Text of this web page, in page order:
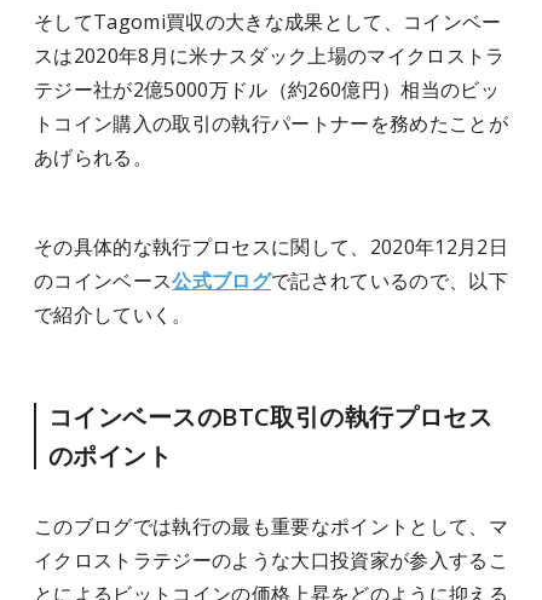
そしてTagomi買収の大きな成果として、コインベー
スは2020年8月に米ナスダック上場のマイクロストラ
テジー社が2億5000万ドル（約260億円）相当のビッ
トコイン購入の取引の執行パートナーを務めたことが
あげられる。
その具体的な執行プロセスに関して、2020年12月2日
のコインベース公式ブログで記されているので、以下
で紹介していく。
コインベースのBTC取引の執行プロセス
のポイント
このブログでは執行の最も重要なポイントとして、マ
イクロストラテジーのような大口投資家が参入するこ
とによるビットコインの価格上昇をどのように抑える